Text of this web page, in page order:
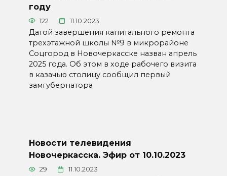
году
122 11.10.2023
Датой завершения капитального ремонта
трехэтажной школы №9 в микрорайоне
Соцгород в Новочеркасске назван апрель
2025 года. Об этом в ходе рабочего визита
в казачью столицу сообщил первый
замгубернатора
Новости телевидения
Новочеркасска. Эфир от 10.10.2023
29 11.10.2023